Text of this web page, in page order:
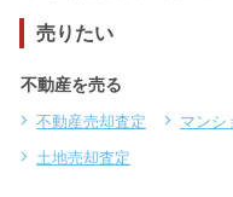
売りたい
不動産を売る
不動産売却査定 マンシ
土地売却査定